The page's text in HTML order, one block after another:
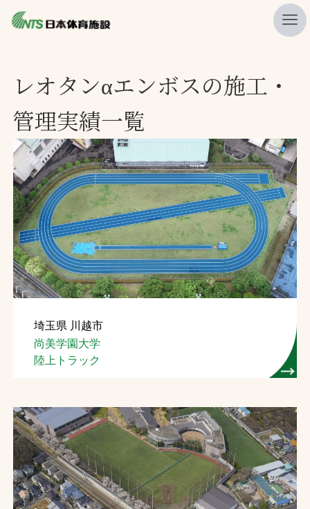
ニュース
プレスリリース
レポート
製品・サービス一覧
施工・管理実績一覧
会社概要
採用情報
検索
お問合せ
プライバシーポリシー
ソーシャルメディアポリシー
レオタンαエンボスの施工・
管理実績一覧
埼玉県 川越市
尚美学園大学
陸上トラック